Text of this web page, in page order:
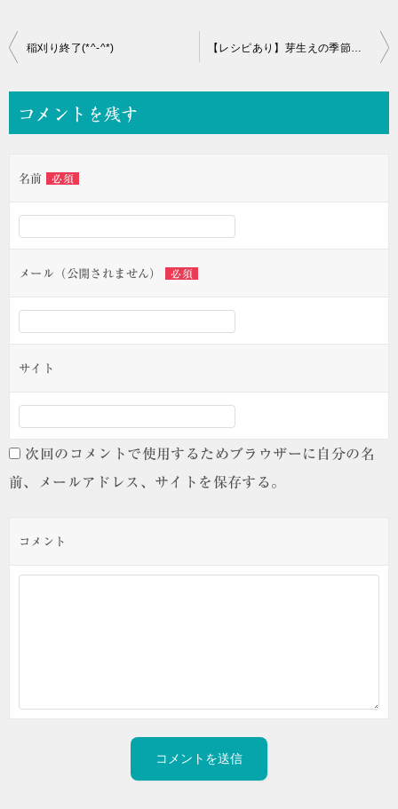
投
ビ
ー
シ
ョ
ン
稲刈り終了(*^-^*) 【レシピあり】芽生えの季節 秋【2021年】
コメントを残す
名前 必須
メール（公開されません） 必須
サイト
次回のコメントで使用するためブラウザーに自分の名
前、メールアドレス、サイトを保存する。
コメント